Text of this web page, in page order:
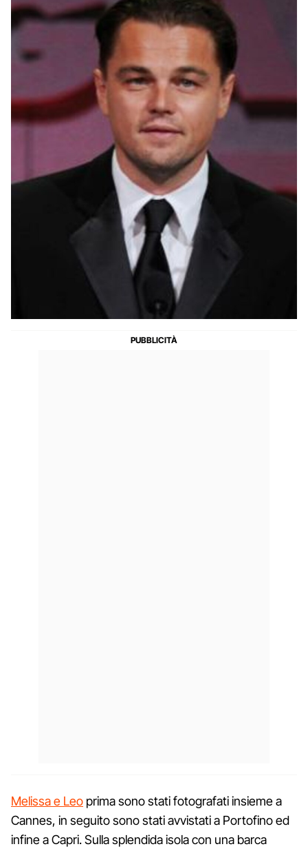
Melissa e Leo prima sono stati fotografati insieme a
Cannes, in seguito sono stati avvistati a Portofino ed
infine a Capri. Sulla splendida isola con una barca